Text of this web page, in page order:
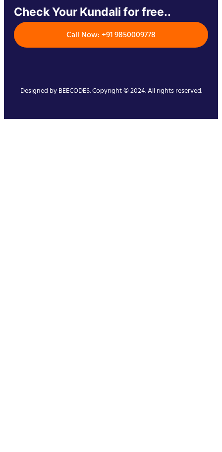
Check Your Kundali for free..
Call Now: +91 9850009778
Designed byBEECODES. Copyright © 2024. All rights reserved.